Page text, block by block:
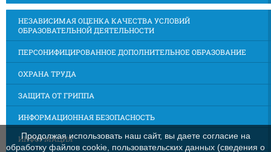
НЕЗАВИСИМАЯ ОЦЕНКА КАЧЕСТВА УСЛОВИЙ
ОБРАЗОВАТЕЛЬНОЙ ДЕЯТЕЛЬНОСТИ
ПЕРСОНИФИЦИРОВАННОЕ ДОПОЛНИТЕЛЬНОЕ ОБРАЗОВАНИЕ
ОХРАНА ТРУДА
ЗАЩИТА ОТ ГРИППА
ИНФОРМАЦИОННАЯ БЕЗОПАСНОСТЬ
ИНФОРМАЦИЯ
Продолжая использовать наш сайт, вы даете согласие на
обработку файлов cookie, пользовательских данных (сведения о